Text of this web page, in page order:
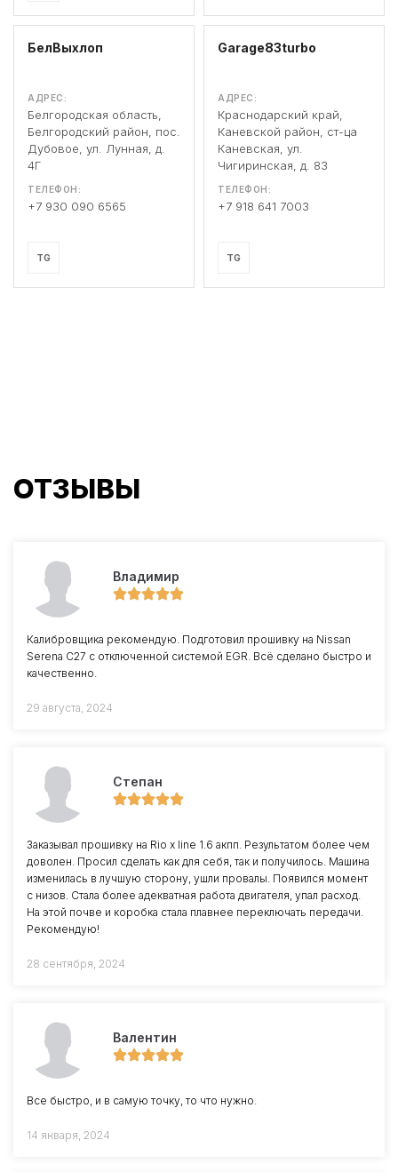
БелВыхлоп
АДРЕС:
Белгородская область,
Белгородский район, пос.
Дубовое, ул. Лунная, д.
4Г
ТЕЛЕФОН:
+7 930 090 6565
TG
Garage83turbo
АДРЕС:
Краснодарский край,
Каневской район, ст-ца
Каневская, ул.
Чигиринская, д. 83
ТЕЛЕФОН:
+7 918 641 7003
TG
ОТЗЫВЫ
Владимир
Калибровщика рекомендую. Подготовил прошивку на Nissan
Serena C27 с отключенной системой EGR. Всё сделано быстро и
качественно.
29 августа, 2024
Степан
Заказывал прошивку на Rio x line 1.6 акпп. Результатом более чем
доволен. Просил сделать как для себя, так и получилось. Машина
изменилась в лучшую сторону, ушли провалы. Появился момент
с низов. Стала более адекватная работа двигателя, упал расход.
На этой почве и коробка стала плавнее переключать передачи.
Рекомендую!
28 сентября, 2024
Валентин
Все быстро, и в самую точку, то что нужно.
14 января, 2024